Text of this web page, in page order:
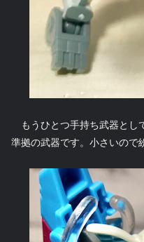
もうひとつ手持ち武器とし
準拠の武器です。小さいので